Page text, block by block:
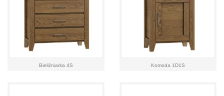
Bieliźniarka 4S Komoda 1D1S